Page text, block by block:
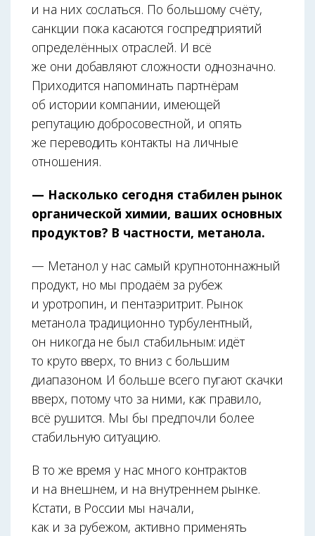
и на них сослаться. По большому счёту,
санкции пока касаются госпредприятий
определённых отраслей. И всё
же они добавляют сложности однозначно.
Приходится напоминать партнёрам
об истории компании, имеющей
репутацию добросовестной, и опять
же переводить контакты на личные
отношения.
— Насколько сегодня стабилен рынок
органической химии, ваших основных
продуктов? В частности, метанола.
— Метанол у нас самый крупнотоннажный
продукт, но мы продаём за рубеж
и уротропин, и пентаэритрит. Рынок
метанола традиционно турбулентный,
он никогда не был стабильным: идёт
то круто вверх, то вниз с большим
диапазоном. И больше всего пугают скачки
вверх, потому что за ними, как правило,
всё рушится. Мы бы предпочли более
стабиль­ную ситуацию.
В то же время у нас много контрактов
и на внешнем, и на внутреннем рынке.
Кстати, в России мы начали,
как и за рубежом, активно применять